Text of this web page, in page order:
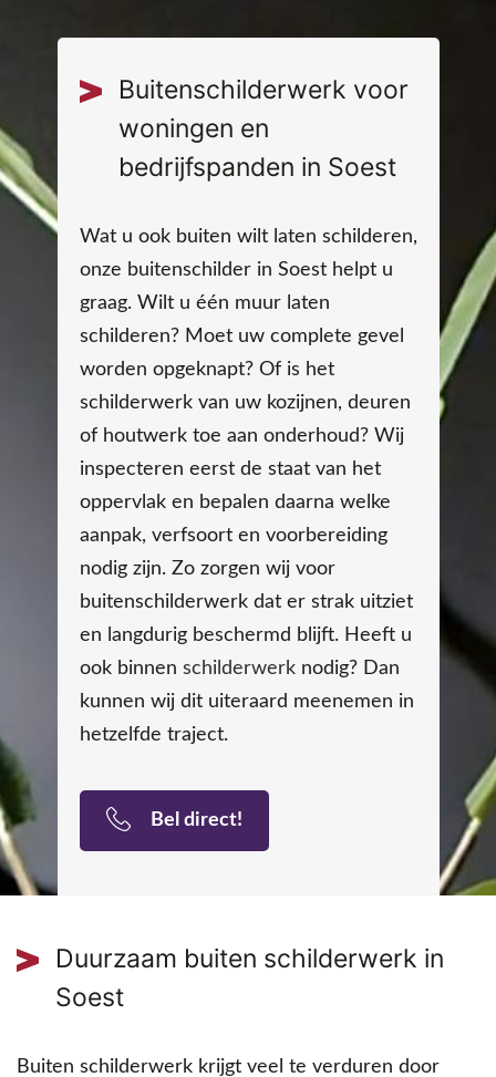
Buitenschilderwerk voor
woningen en
bedrijfspanden in Soest
Wat u ook buiten wilt laten schilderen,
onze buitenschilder in Soest helpt u
graag. Wilt u één muur laten
schilderen? Moet uw complete gevel
worden opgeknapt? Of is het
schilderwerk van uw kozijnen, deuren
of houtwerk toe aan onderhoud? Wij
inspecteren eerst de staat van het
oppervlak en bepalen daarna welke
aanpak, verfsoort en voorbereiding
nodig zijn. Zo zorgen wij voor
buitenschilderwerk dat er strak uitziet
en langdurig beschermd blijft. Heeft u
ook binnen schilderwerknodig? Dan
kunnen wij dit uiteraard meenemen in
hetzelfde traject.
Bel direct!
Duurzaam buiten schilderwerk in
Soest
Buiten schilderwerk krijgt veel te verduren door